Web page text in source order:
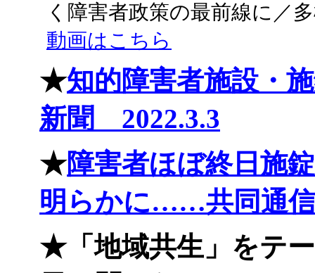
く障害者政策の最前線に／
動画はこちら
★知的障害者施設・
新聞 2022.3.3
★障害者ほぼ終日施
明らかに……共同通
★「地域共生」をテ